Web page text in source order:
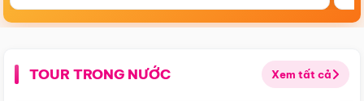
TOUR TRONG NƯỚC Xem tất cả
Điểm nổi bật